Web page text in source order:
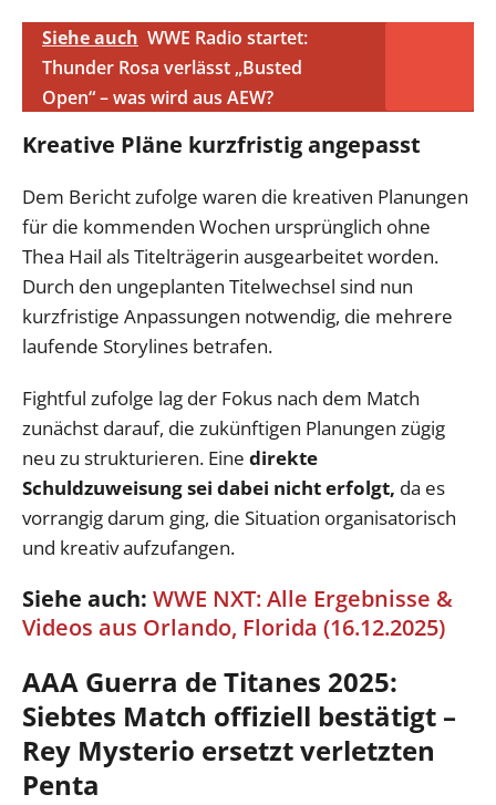
Siehe auch WWE Radio startet:
Thunder Rosa verlässt „Busted
Open“ – was wird aus AEW?
Kreative Pläne kurzfristig angepasst
Dem Bericht zufolge waren die kreativen Planungen
für die kommenden Wochen ursprünglich ohne
Thea Hail als Titelträgerin ausgearbeitet worden.
Durch den ungeplanten Titelwechsel sind nun
kurzfristige Anpassungen notwendig, die mehrere
laufende Storylines betrafen.
Fightful zufolge lag der Fokus nach dem Match
zunächst darauf, die zukünftigen Planungen zügig
neu zu strukturieren. Eine direkte
Schuldzuweisung sei dabei nicht erfolgt, da es
vorrangig darum ging, die Situation organisatorisch
und kreativ aufzufangen.
Siehe auch: WWE NXT: Alle Ergebnisse &
Videos aus Orlando, Florida (16.12.2025)
AAA Guerra de Titanes 2025:
Siebtes Match offiziell bestätigt –
Rey Mysterio ersetzt verletzten
Penta